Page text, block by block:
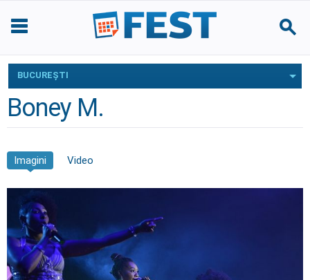
BUCUREŞTI
Boney M.
Imagini Video